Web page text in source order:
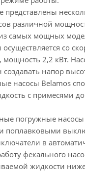
представлены
различной
самых мощных
со
мощность 2,2 кВт.
создавать напор
насосы Belamos
с примесями
погружные
поплавковыми
в
фекального
жидкости